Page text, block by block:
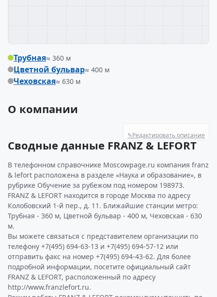
Трубная≈ 360 м
Цветной бульвар≈ 400 м
Чеховская≈ 630 м
О компании
✎Редактировать описание
Сводные данные FRANZ & LEFORT
В телефонном справочнике Moscowpage.ru компания franz
& lefort расположена в разделе «Наука и образование», в
рубрике Обучение за рубежом под номером 198973.
FRANZ & LEFORT находится в городе Москва по адресу
Колобовский 1-й пер., д. 11. Ближайшие станции метро:
Трубная - 360 м, Цветной бульвар - 400 м, Чеховская - 630
м.
Вы можете связаться с представителем организации по
телефону +7(495) 694-63-13 и +7(495) 694-57-12 или
отправить факс на номер +7(495) 694-43-62. Для более
подробной информации, посетите официальный сайт
FRANZ & LEFORT, расположенный по адресу
http://www.franzlefort.ru.